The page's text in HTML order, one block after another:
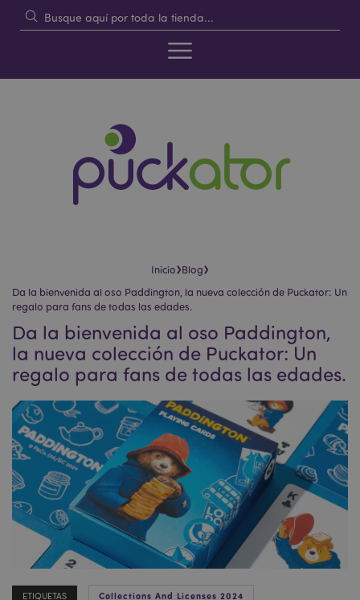
Inicio›Blog›
Da la bienvenida al oso Paddington, la nueva colección de Puckator: Un
regalo para fans de todas las edades.
Da la bienvenida al oso Paddington,
la nueva colección de Puckator: Un
regalo para fans de todas las edades.
ETIQUETAS Collections And Licenses 2024